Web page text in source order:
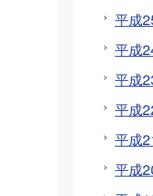
平成
平成
平成
平成
平成
平成